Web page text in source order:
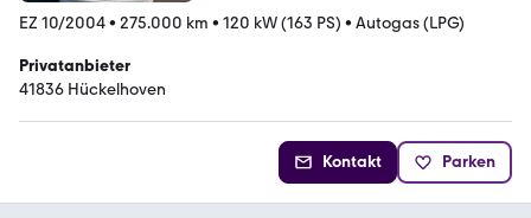
EZ 10/2004• 275.000 km • 120 kW (163 PS) • Autogas (LPG)
Privatanbieter
41836 Hückelhoven
Kontakt Parken